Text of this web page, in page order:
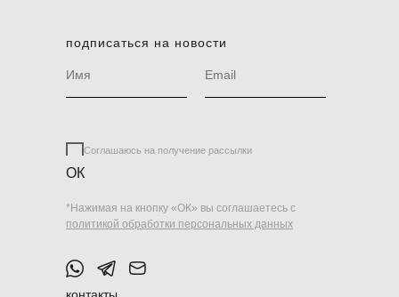
подписаться на новости
Соглашаюсь на получение рассылки
ОК
*Нажимая на кнопку «ОК» вы соглашаетесь с
политикой обработки персональных данных